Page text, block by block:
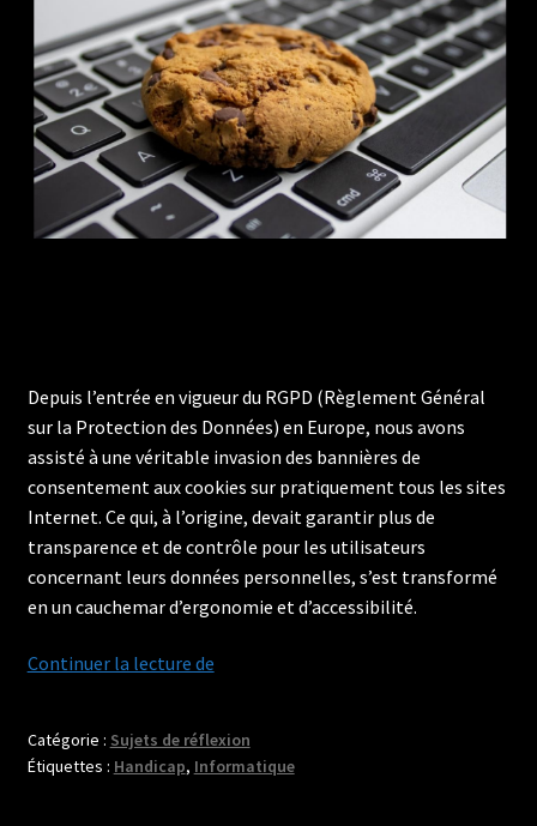
Depuis l’entrée en vigueur du RGPD (Règlement Général
sur la Protection des Données) en Europe, nous avons
assisté à une véritable invasion des bannières de
consentement aux cookies sur pratiquement tous les sites
Internet. Ce qui, à l’origine, devait garantir plus de
transparence et de contrôle pour les utilisateurs
concernant leurs données personnelles, s’est transformé
en un cauchemar d’ergonomie et d’accessibilité.
Continuer la lecture deLes
Consentement
aux
Catégorie : Sujets de réflexion
Étiquettes : Handicap, Informatique